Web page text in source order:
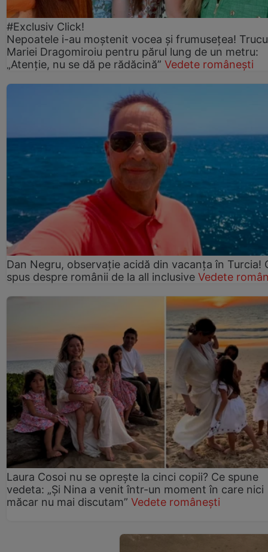
#Exclusiv Click!
Nepoatele i-au moștenit vocea și frumusețea!
Mariei Dragomiroiu pentru părul lung de un metru:
„Atenție, nu se dă pe rădăcină” Vedete românești
Dan Negru, observație acidă din vacanța în Turcia!
spus despre românii de la all inclusive Vedete
Laura Cosoi nu se oprește la cinci copii? Ce spune
vedeta: „Și Nina a venit într-un moment în care nici
măcar nu mai discutam” Vedete românești